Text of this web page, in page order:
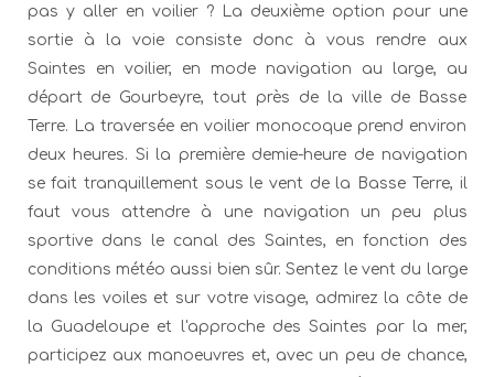
pas y aller en voilier ? La deuxième option pour une
sortie à la voie consiste donc à vous rendre aux
Saintes en voilier, en mode navigation au large, au
départ de Gourbeyre, tout près de la ville de Basse
Terre. La traversée en voilier monocoque prend environ
deux heures. Si la première demie-heure de navigation
se fait tranquillement sous le vent de la Basse Terre, il
faut vous attendre à une navigation un peu plus
sportive dans le canal des Saintes, en fonction des
conditions météo aussi bien sûr. Sentez le vent du large
dans les voiles et sur votre visage, admirez la côte de
la Guadeloupe et l'approche des Saintes par la mer,
participez aux manoeuvres et, avec un peu de chance,